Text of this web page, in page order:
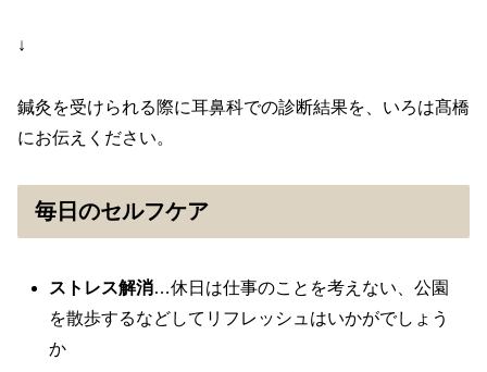
↓
鍼灸を受けられる際に耳鼻科での診断結果を、いろは髙橋
にお伝えください。
毎日のセルフケア
ストレス解消…休日は仕事のことを考えない、公園
を散歩するなどしてリフレッシュはいかがでしょう
か